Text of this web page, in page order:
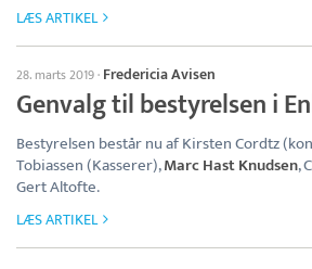
LÆS ARTIKEL
28. marts 2019· Fredericia Avisen
Genvalg til bestyrelsen i
Bestyrelsen består nu af Kirsten Cordtz
Tobiassen (Kasserer),Marc Hast Knudsen,
Gert Altofte.
LÆS ARTIKEL